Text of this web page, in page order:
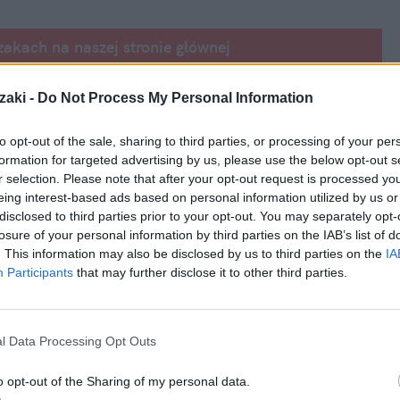
- Do Not Process My Personal Information
opt-out of the sale, sharing to third parties, or processing of your
for targeted advertising by us, please use the below opt-out
selection. Please note that after your opt-out request is processed
interest-based ads based on personal information utilized by us
to third parties prior to your opt-out. You may separately
of your personal information by third parties on the IAB’s list of
This information may also be disclosed by us to third parties on the
Participants that may further disclose it to other third parties.
Data Processing Opt Outs
opt-out of the Sharing of my personal data.
na naszej stronie głównej
z układem moczowym, takich jak
i kryształki kwasu moczowego,
nerek. Oddawanie moczu poza kuwetą
przyczyny związane ze stanem zdrowia
mogą prowadzić do nagłej potrzeby załatwienia się, a dodatkowy stres i ból sprawiają, że
legowiska, gdzie czuje się bezpiecznie.